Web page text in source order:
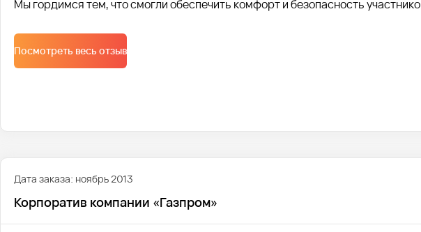
Мы гордимся тем, что смогли обеспечить комфорт и безопасность
Посмотреть весь отзыв
Дата заказа: ноябрь 2013
Корпоратив компании «Газпром»